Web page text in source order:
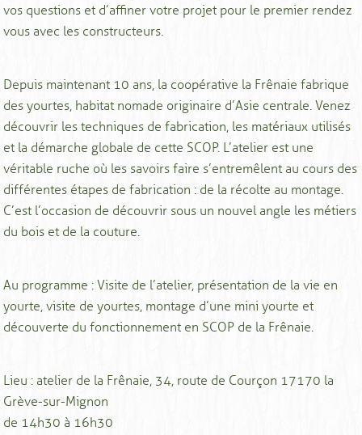
vos questions et d’affiner votre projet pour le premier rendez
vous avec les constructeurs.
Depuis maintenant 10 ans, la coopérative la Frênaie fabrique
des yourtes, habitat nomade originaire d’Asie centrale. Venez
découvrir les techniques de fabrication, les matériaux utilisés
et la démarche globale de cette SCOP. L’atelier est une
véritable ruche où les savoirs faire s’entremêlent au cours des
différentes étapes de fabrication : de la récolte au montage.
C’est l’occasion de découvrir sous un nouvel angle les métiers
du bois et de la couture.
Au programme : Visite de l’atelier, présentation de la vie en
yourte, visite de yourtes, montage d’une mini yourte et
découverte du fonctionnement en SCOP de la Frênaie.
Lieu : atelier de la Frênaie, 34, route de Courçon 17170 la
Grève-sur-Mignon
de 14h30 à 16h30